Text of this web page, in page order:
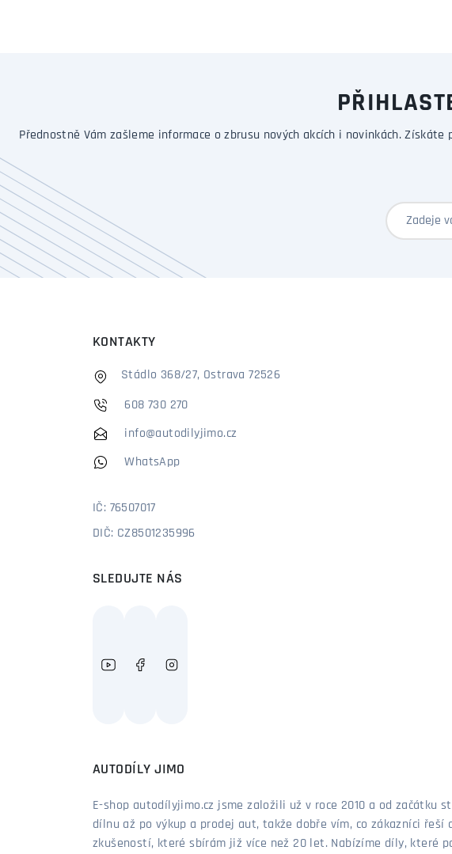
Přednostně Vám zašleme informace o zbrusu nových akcích i novinkách.
KONTAKTY
Stádlo 368/27, Ostrava 72526
608 730 270
info@autodilyjimo.cz
WhatsApp
IČ: 76507017
DIČ: CZ8501235996
SLEDUJTE NÁS
AUTODÍLY JIMO
E-shop autodílyjimo.cz jsme založili už v roce 2010 a od začátku
dílnu až po výkup a prodej aut, takže dobře vím, co zákazníci
zkušeností, které sbírám již více než 20 let. Nabízíme díly, které